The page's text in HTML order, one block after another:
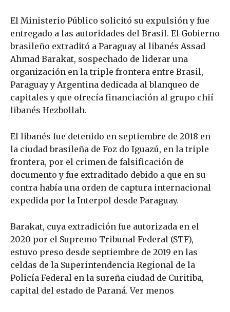
El Ministerio Público solicitó su expulsión y fue
entregado a las autoridades del Brasil. El Gobierno
brasileño extraditó a Paraguay al libanés Assad
Ahmad Barakat, sospechado de liderar una
organización en la triple frontera entre Brasil,
Paraguay y Argentina dedicada al blanqueo de
capitales y que ofrecía financiación al grupo chií
libanés Hezbollah.
El libanés fue detenido en septiembre de 2018 en
la ciudad brasileña de Foz do Iguazú, en la triple
frontera, por el crimen de falsificación de
documento y fue extraditado debido a que en su
contra había una orden de captura internacional
expedida por la Interpol desde Paraguay.
Barakat, cuya extradición fue autorizada en el
2020 por el Supremo Tribunal Federal (STF),
estuvo preso desde septiembre de 2019 en las
celdas de la Superintendencia Regional de la
Policía Federal en la sureña ciudad de Curitiba,
capital del estado de Paraná. Ver menos